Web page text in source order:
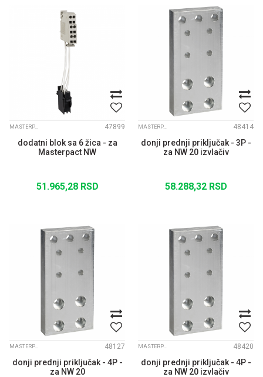
MASTERPACT NW 47899
dodatni blok sa 6 žica - za
Masterpact NW
51.965,28 RSD
MASTERPACT NW 48414
donji prednji priključak - 3P -
za NW 20 izvlačiv
58.288,32 RSD
MASTERPACT NW 48127
donji prednji priključak - 4P -
za NW 20
MASTERPACT NW 48420
donji prednji priključak - 4P -
za NW 20 izvlačiv